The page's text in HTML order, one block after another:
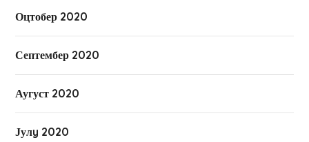
Оцтобер 2020
Септембер 2020
Аугуст 2020
Јулy 2020